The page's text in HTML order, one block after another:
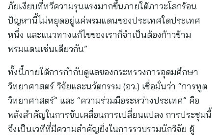
ภัยเงียบที่ทวีความรุนแรงมากขึ้นภายใต้ภาวะโลกร้อน
ปัญหานี้ไม่หยุดอยู่แค่พรมแดนของประเทศใดประเทศ
หนึ่ง และแนวทางแก้ไขของเราก็จำเป็นต้องก้าวข้าม
พรมแดนเช่นเดียวกัน”
ทั้งนี้ภายใต้การกำกับดูแลของกระทรวงการอุดมศึกษา
วิทยาศาสตร์ วิจัยและนวัตกรรม (อว.) เชื่อมั่นว่า “การทูต
วิทยาศาสตร์” และ “ความร่วมมือระหว่างประเทศ” คือ
พลังสำคัญในการขับเคลื่อนการเปลี่ยนแปลง การประชุมนี้
จึงเป็นเวทีที่มีความสำคัญยิ่งในการรวบรวมนักวิจัย ผู้